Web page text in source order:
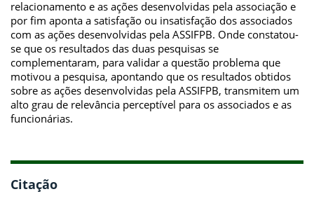
relacionamento e as ações desenvolvidas pela associação e
por fim aponta a satisfação ou insatisfação dos associados
com as ações desenvolvidas pela ASSIFPB. Onde constatou-
se que os resultados das duas pesquisas se
complementaram, para validar a questão problema que
motivou a pesquisa, apontando que os resultados obtidos
sobre as ações desenvolvidas pela ASSIFPB, transmitem um
alto grau de relevância perceptível para os associados e as
funcionárias.
Citação